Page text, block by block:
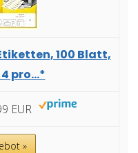
100 Blatt,
pro...*
EUR
»